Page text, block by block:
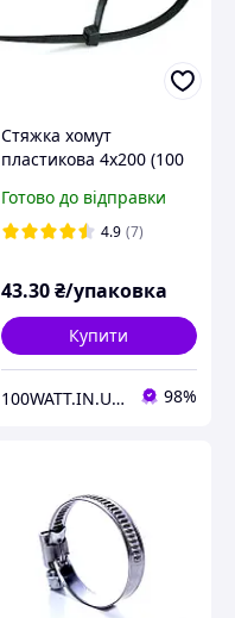
Стяжка хомут
пластикова 4х200 (100
Готово до відправки
4.9 (7)
43.30₴/упаковка
Купити
100WATT.IN.UA ІНТЕРНЕТ-МАГАЗИН 98%